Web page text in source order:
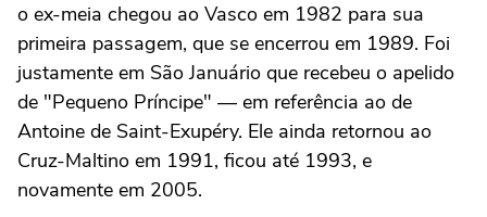
o ex-meia chegou ao Vasco em 1982 para sua
primeira passagem, que se encerrou em 1989. Foi
justamente em São Januário que recebeu o apelido
de "Pequeno Príncipe" — em referência ao de
Antoine de Saint-Exupéry. Ele ainda retornou ao
Cruz-Maltino em 1991, ficou até 1993, e
novamente em 2005.